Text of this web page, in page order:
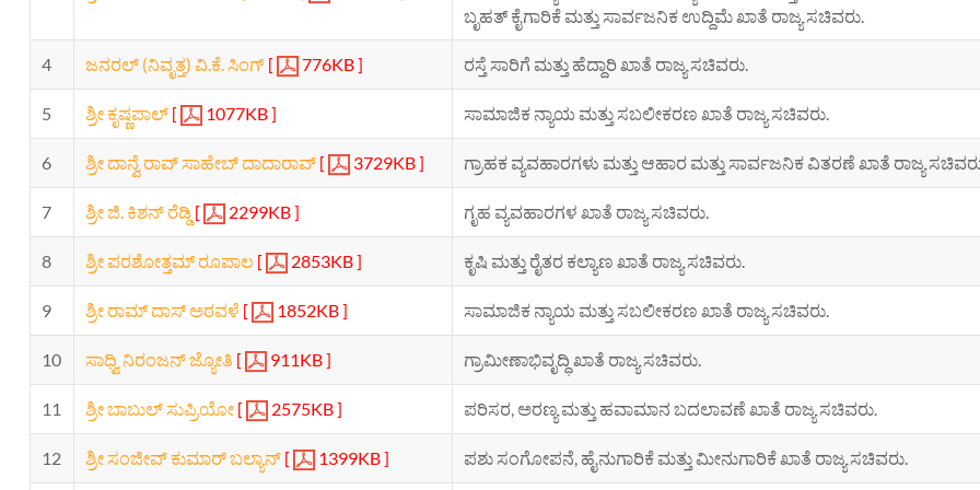
ಬೃಹತ್ ಕೈಗಾರಿಕೆ ಮತ್ತು ಸಾರ್ವಜನಿಕ ಉದ್ದಿಮೆ ಖಾತೆ ರಾಜ್ಯ ಸಚಿವರು.
4 ಜನರಲ್ (ನಿವೃತ್ತ) ವಿ.ಕೆ. ಸಿಂಗ್[ 776KB ] ರಸ್ತೆ ಸಾರಿಗೆ ಮತ್ತು ಹೆದ್ದಾರಿ ಖಾತೆ ರಾಜ್ಯ ಸಚಿವರು.
5 ಶ್ರೀ ಕೃಷ್ಣಪಾಲ್[ 1077KB ] ಸಾಮಾಜಿಕ ನ್ಯಾಯ ಮತ್ತು ಸಬಲೀಕರಣ ಖಾತೆ ರಾಜ್ಯ ಸಚಿವರು.
6 ಶ್ರೀ ದಾನ್ವೆ ರಾವ್ ಸಾಹೇಬ್ ದಾದಾರಾವ್[ 3729KB ] ಗ್ರಾಹಕ ವ್ಯವಹಾರಗಳು ಮತ್ತು ಆಹಾರ ಮತ್ತು ಸಾರ್ವಜನಿಕ ವಿತರಣೆ ಖಾತೆ ರಾಜ್ಯ
7 ಶ್ರೀ ಜಿ. ಕಿಶನ್ ರೆಡ್ಡಿ[ 2299KB ] ಗೃಹ ವ್ಯವಹಾರಗಳ ಖಾತೆ ರಾಜ್ಯ ಸಚಿವರು.
8 ಶ್ರೀ ಪರಶೋತ್ತಮ್ ರೂಪಾಲ [ 2853KB ] ಕೃಷಿ ಮತ್ತು ರೈತರ ಕಲ್ಯಾಣ ಖಾತೆ ರಾಜ್ಯ ಸಚಿವರು.
9 ಶ್ರೀ ರಾಮ್ ದಾಸ್ ಅಠವಳೆ [ 1852KB ] ಸಾಮಾಜಿಕ ನ್ಯಾಯ ಮತ್ತು ಸಬಲೀಕರಣ ಖಾತೆ ರಾಜ್ಯ ಸಚಿವರು.
10 ಸಾಧ್ವಿ ನಿರಂಜನ್ ಜ್ಯೋತಿ [ 911KB ] ಗ್ರಾಮೀಣಾಭಿವೃದ್ಧಿ ಖಾತೆ ರಾಜ್ಯ ಸಚಿವರು.
11 ಶ್ರೀ ಬಾಬುಲ್ ಸುಪ್ರಿಯೋ[ 2575KB ] ಪರಿಸರ, ಅರಣ್ಯ ಮತ್ತು ಹವಾಮಾನ ಬದಲಾವಣೆ ಖಾತೆ ರಾಜ್ಯ ಸಚಿವರು.
12 ಶ್ರೀ ಸಂಜೀವ್ ಕುಮಾರ್ ಬಲ್ಯಾನ್[ 1399KB ] ಪಶು ಸಂಗೋಪನೆ, ಹೈನುಗಾರಿಕೆ ಮತ್ತು ಮೀನುಗಾರಿಕೆ ಖಾತೆ ರಾಜ್ಯ ಸಚಿವರು.